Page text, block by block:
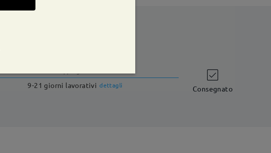
9-21 giorni lavorativi dettagli Consegnato